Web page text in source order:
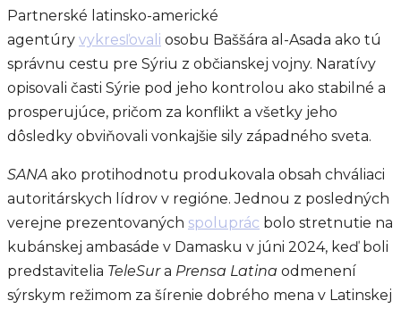
Partnerské latinsko-americké
agentúry vykresľovali osobu Baššára al-Asada ako tú
správnu cestu pre Sýriu z občianskej vojny. Naratívy
opisovali časti Sýrie pod jeho kontrolou ako stabilné a
prosperujúce, pričom za konflikt a všetky jeho
dôsledky obviňovali vonkajšie sily západného sveta.
SANA ako protihodnotu produkovala obsah chváliaci
autoritárskych lídrov v regióne. Jednou z posledných
verejne prezentovaných spoluprác bolo stretnutie na
kubánskej ambasáde v Damasku v júni 2024, keď boli
predstavitelia TeleSura Prensa Latina odmenení
sýrskym režimom za šírenie dobrého mena v Latinskej